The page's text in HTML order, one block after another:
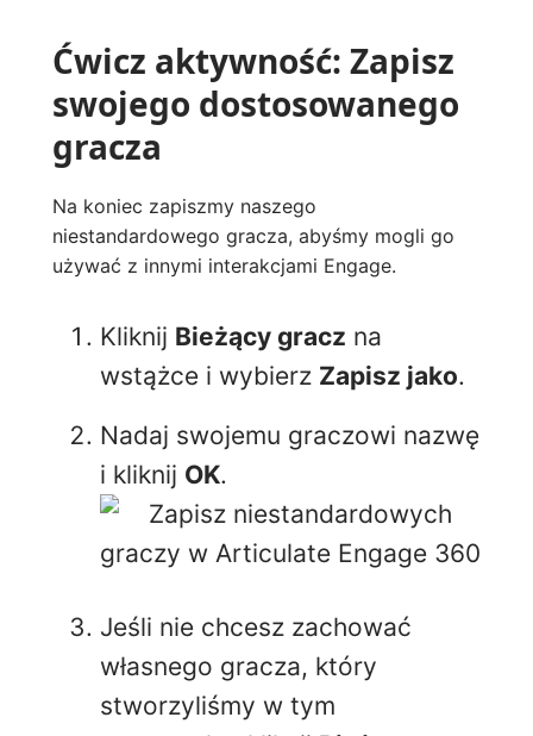
Ćwicz aktywność: Zapisz
swojego dostosowanego
gracza
Na koniec zapiszmy naszego
niestandardowego gracza, abyśmy mogli go
używać z innymi interakcjami Engage.
Kliknij Bieżący gracz na
wstążce i wybierz Zapisz jako.
Nadaj swojemu graczowi nazwę
i kliknij OK.
Jeśli nie chcesz zachować
własnego gracza, który
stworzyliśmy w tym